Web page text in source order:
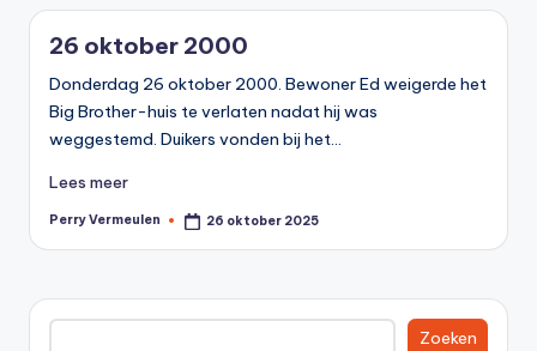
r
2
0
0
0
26 oktober 2000
Donderdag 26 oktober 2000. Bewoner Ed weigerde het
Big Brother-huis te verlaten nadat hij was
weggestemd. Duikers vonden bij het…
Lees meer
Geplaatst
Perry Vermeulen 26 oktober 2025
Zoeken
Zoeken